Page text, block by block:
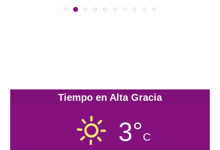
Tiempo en Alta Gracia
3°C